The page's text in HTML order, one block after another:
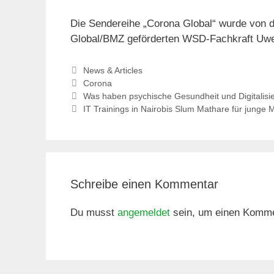
Die Sendereihe „Corona Global“ wurde
Global/BMZ geförderten WSD-Fachkraft
Kategorien
News & Articles
Schlagwörter
Corona
Was haben psychische Gesundheit und
IT Trainings in Nairobis Slum Mathare für junge
Schreibe einen Kommentar
Du musst angemeldetsein, um einen